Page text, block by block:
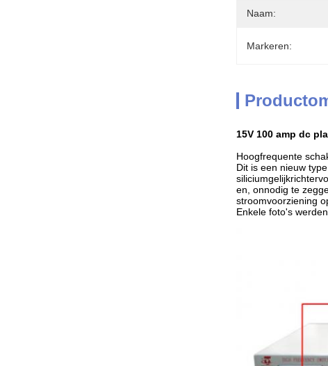
Naam:
Markeren:
15V 100 amp dc
Hoogfrequente
Dit is een nieuw
en, onnodig te
stroomvoorziening
Enkele foto's